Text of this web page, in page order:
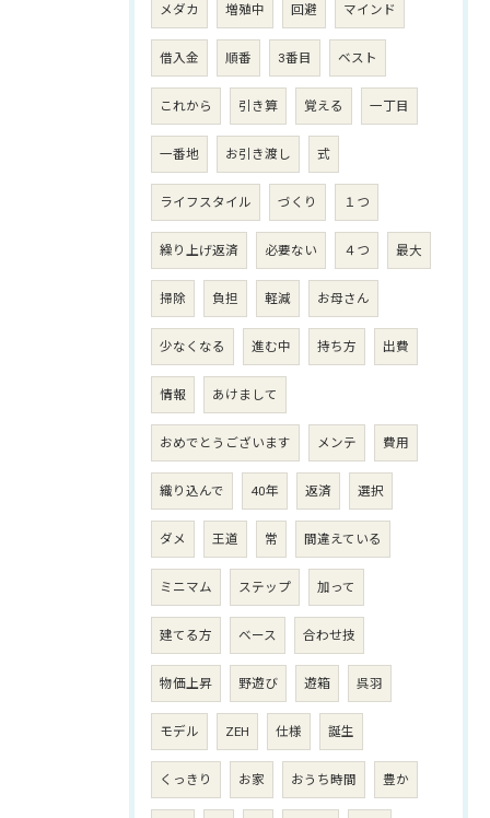
メダカ 増殖中 回避 マインド
借入金 順番 3番目 ベスト
これから 引き算 覚える 一丁目
一番地 お引き渡し 式
ライフスタイル づくり １つ
繰り上げ返済 必要ない ４つ 最大
掃除 負担 軽減 お母さん
少なくなる 進む中 持ち方 出費
情報 あけまして
おめでとうございます メンテ 費用
織り込んで 40年 返済 選択
ダメ 王道 常 間違えている
ミニマム ステップ 加って
建てる方 ベース 合わせ技
物価上昇 野遊び 遊箱 呉羽
モデル ZEH 仕様 誕生
くっきり お家 おうち時間 豊か